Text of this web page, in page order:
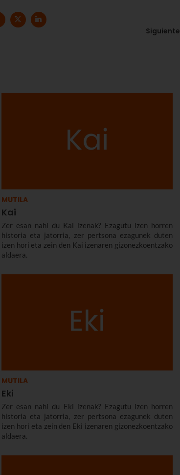
Siguiente
MUTILA
Kai
Zer esan nahi du Kai izenak? Ezagutu izen horren
historia eta jatorria, zer pertsona ezagunek duten
izen hori eta zein den Kai izenaren gizonezkoentzako
aldaera.
MUTILA
Eki
Zer esan nahi du Eki izenak? Ezagutu izen horren
historia eta jatorria, zer pertsona ezagunek duten
izen hori eta zein den Eki izenaren gizonezkoentzako
aldaera.